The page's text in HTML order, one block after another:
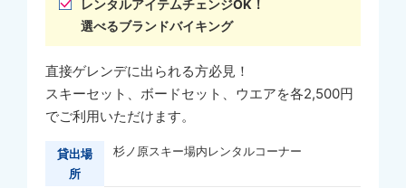
レンタルアイテムチェンジOK！
選べるブランドバイキング
直接ゲレンデに出られる方必見！
スキーセット、ボードセット、ウエアを各2,500円
でご利用いただけます。
貸出場
所
杉ノ原スキー場内レンタルコーナー